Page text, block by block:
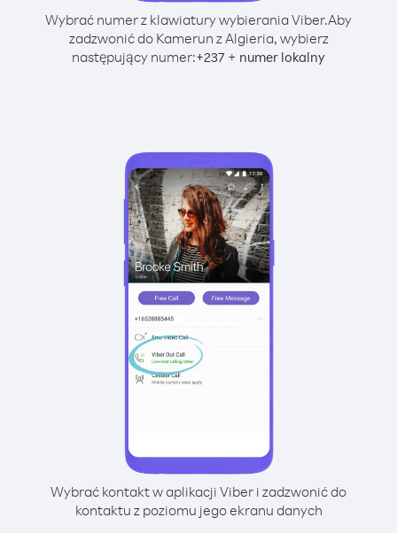
Wybrać numer z klawiatury wybierania Viber.Aby
zadzwonić do Kamerun z Algieria, wybierz
następujący numer:+237 + numer lokalny
Wybrać kontakt w aplikacji Viber i zadzwonić do
kontaktu z poziomu jego ekranu danych